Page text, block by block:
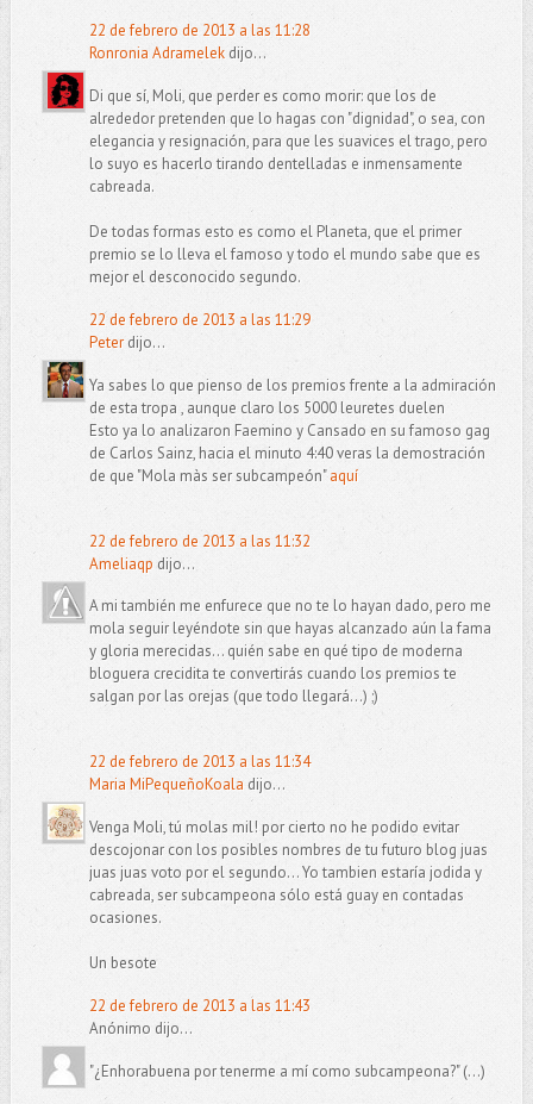
22 de febrero de 2013 a las 11:28
Ronronia Adramelekdijo...
Di que sí, Moli, que perder es como morir: que los de
alrededor pretenden que lo hagas con "dignidad", o sea, con
elegancia y resignación, para que les suavices el trago, pero
lo suyo es hacerlo tirando dentelladas e inmensamente
cabreada.
De todas formas esto es como el Planeta, que el primer
premio se lo lleva el famoso y todo el mundo sabe que es
mejor el desconocido segundo.
22 de febrero de 2013 a las 11:29
Peterdijo...
Ya sabes lo que pienso de los premios frente a la admiración
de esta tropa , aunque claro los 5000 leuretes duelen
Esto ya lo analizaron Faemino y Cansado en su famoso gag
de Carlos Sainz, hacia el minuto 4:40 veras la demostración
de que "Mola màs ser subcampeón"aquí
22 de febrero de 2013 a las 11:32
Ameliaqp dijo...
A mi también me enfurece que no te lo hayan dado, pero me
mola seguir leyéndote sin que hayas alcanzado aún la fama
y gloria merecidas... quién sabe en qué tipo de moderna
bloguera crecidita te convertirás cuando los premios te
salgan por las orejas (que todo llegará...) ;)
22 de febrero de 2013 a las 11:34
Maria MiPequeñoKoala dijo...
Venga Moli, tú molas mil! por cierto no he podido evitar
descojonar con los posibles nombres de tu futuro blog juas
juas juas voto por el segundo... Yo tambien estaría jodida y
cabreada, ser subcampeona sólo está guay en contadas
ocasiones.
Un besote
22 de febrero de 2013 a las 11:43
Anónimo dijo...
"¿Enhorabuena por tenerme a mí como subcampeona?" (...)